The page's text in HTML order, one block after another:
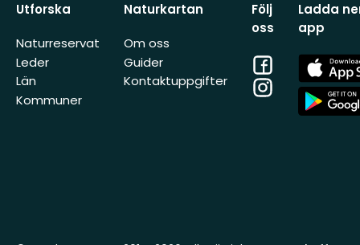
Utforska
Naturreservat
Leder
Län
Kommuner
Naturkartan
Om oss
Guider
Kontaktuppgifter
Följ
oss
Facebook
Instagram
Ladda
app
App
Store
App
Store